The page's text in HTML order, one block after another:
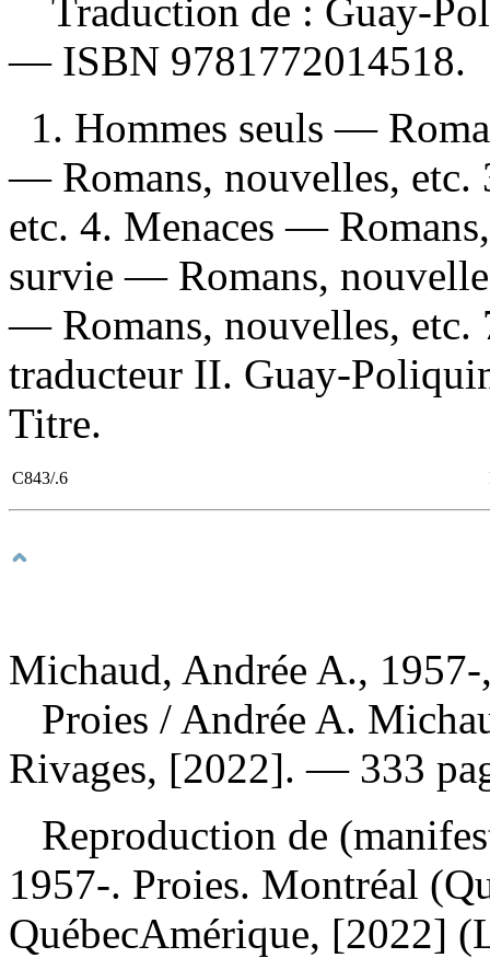
Traduction de : Guay-
— ISBN 9781772014518.
1. Hommes seuls —
— Romans, nouvelles, etc.
etc. 4. Menaces —
survie — Romans,
— Romans, nouvelles, etc.
traducteur II. Guay-
Titre.
C843/.6
Michaud, Andrée A., 1957-
Proies / Andrée A.
Rivages, [2022]. — 333
Reproduction de
1957-. Proies. Montréal
QuébecAmérique,